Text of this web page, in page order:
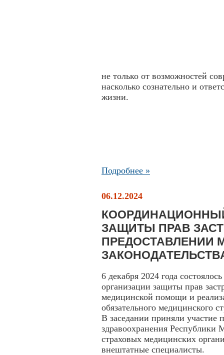
не только от возможностей
насколько сознательно и
жизни.
Подробнее »
06.12.2024
ЗАЩИТЫ ПРАВ
ПРЕДОСТАВЛЕНИИ
6 декабря 2024 года
организации защиты прав
медицинской помощи и
обязательного медицинского
В заседании приняли участие
здравоохранения
страховых медицинских
внештатные специалисты.